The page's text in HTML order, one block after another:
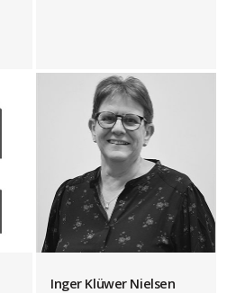
Inger Klüwer Nielsen